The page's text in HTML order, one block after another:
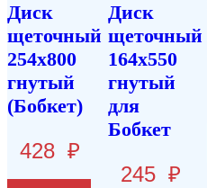
Диск
щеточный
254х800
гнутый
(Бобкет)
428 ₽
Диск
щеточный
164х550
гнутый
для
Бобкет
245 ₽